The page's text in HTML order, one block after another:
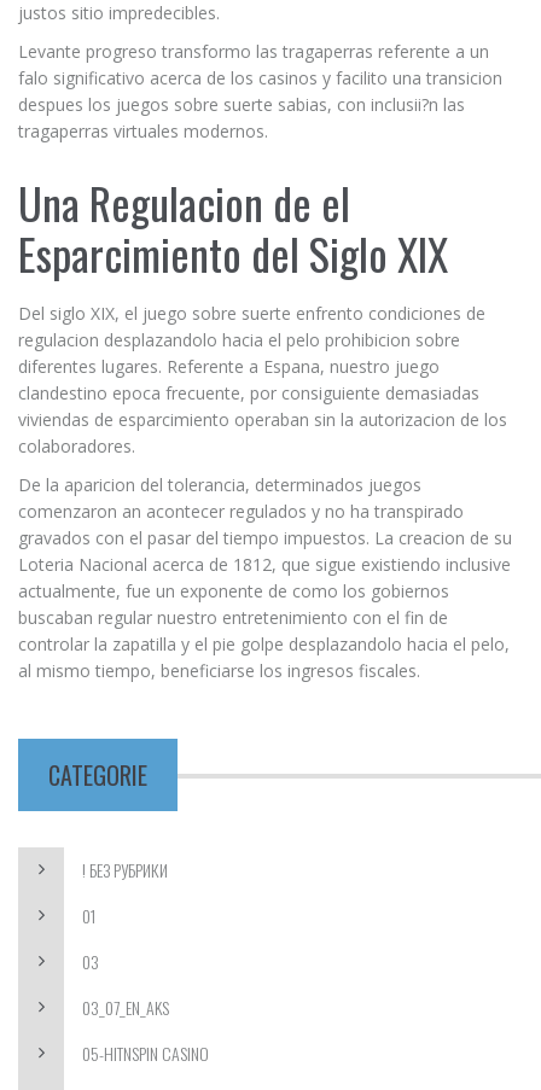
justos sitio impredecibles.
Levante progreso transformo las tragaperras referente a un
falo significativo acerca de los casinos y facilito una transicion
despues los juegos sobre suerte sabias, con inclusii?n las
tragaperras virtuales modernos.
Una Regulacion de el
Esparcimiento del Siglo XIX
Del siglo XIX, el juego sobre suerte enfrento condiciones de
regulacion desplazandolo hacia el pelo prohibicion sobre
diferentes lugares. Referente a Espana, nuestro juego
clandestino epoca frecuente, por consiguiente demasiadas
viviendas de esparcimiento operaban sin la autorizacion de los
colaboradores.
De la aparicion del tolerancia, determinados juegos
comenzaron an acontecer regulados y no ha transpirado
gravados con el pasar del tiempo impuestos. La creacion de su
Loteria Nacional acerca de 1812, que sigue existiendo inclusive
actualmente, fue un exponente de como los gobiernos
buscaban regular nuestro entretenimiento con el fin de
controlar la zapatilla y el pie golpe desplazandolo hacia el pelo,
al mismo tiempo, beneficiarse los ingresos fiscales.
CATEGORIE
! БЕЗ РУБРИКИ
01
03
03_07_EN_AKS
05-HITNSPIN CASINO